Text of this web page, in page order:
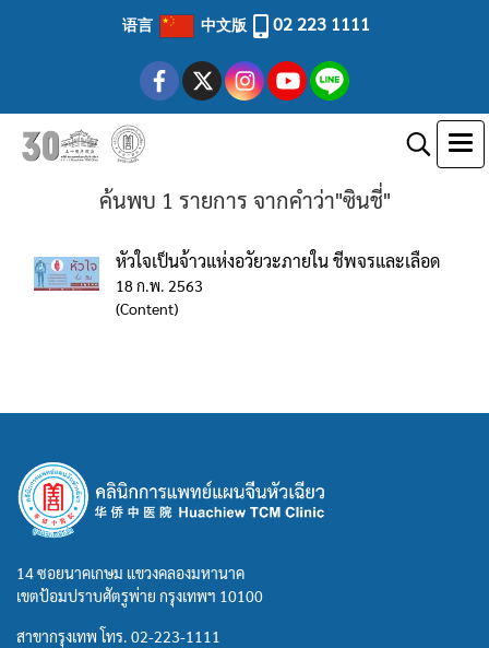
语言 中文版 02 223 1111
ค้นพบ 1 รายการ จากคำว่า"ซินชี่"
หัวใจเป็นจ้าวแห่งอวัยวะภายใน ชีพจรและเลือด
18 ก.พ. 2563
(Content)
14 ซอยนาคเกษม แขวงคลองมหานาค
เขตป้อมปราบศัตรูพ่าย กรุงเทพฯ 10100
สาขากรุงเทพ โทร. 02-223-1111